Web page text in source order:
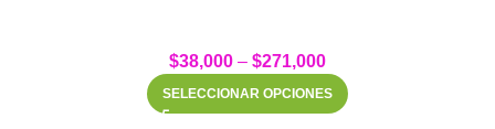
$38,000 – $271,000
SELECCIONAR OPCIONES